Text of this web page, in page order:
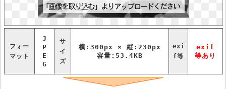
フォー
マット
J
P
E
G
サ
イ
ズ
横:300px × 縦:230px
容量:53.4KB
exi
f等
exif
等あり